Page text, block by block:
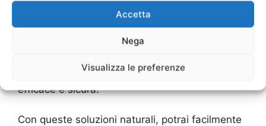
Accetta
Nega
Visualizza le preferenze
Ricorda sempre di mantenere pulita la tua
proprietà, in modo da non attirare gli uccelli con
cibo o acqua. Inoltre, se hai un problema di
contattare un professionista per una soluzione
efficace e sicura.
Con queste soluzioni naturali, potrai facilmente